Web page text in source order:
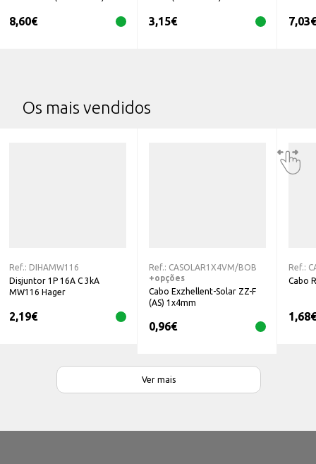
8,60€ 3,15€ 7,03€
Os mais vendidos
Ref.: DIHAMW116
Disjuntor 1P 16A C 3kA
MW116 Hager
2,19€
Ref.: CASOLAR1X4VM/BOB
+opções
Cabo Exzhellent-Solar ZZ-F
(AS) 1x4mm
0,96€
Ref.:
Cabo
1,68€
Ver mais